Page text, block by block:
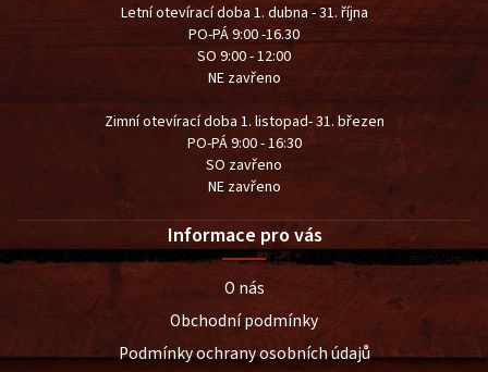
Letní otevírací doba 1. dubna - 31. října
PO-PÁ 9:00 -16.30
SO 9:00 - 12:00
NE zavřeno
Zimní otevírací doba 1. listopad- 31. březen
PO-PÁ 9:00 - 16:30
SO zavřeno
NE zavřeno
Informace pro vás
O nás
Obchodní podmínky
Podmínky ochrany osobních údajů